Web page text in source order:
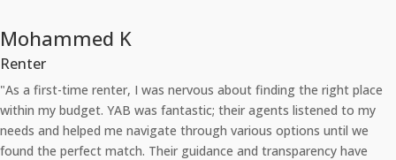
Mohammed K
Renter
"As a first-time renter, I was nervous about finding the right place
within my budget. YAB was fantastic; their agents listened to my
needs and helped me navigate through various options until we
found the perfect match. Their guidance and transparency have